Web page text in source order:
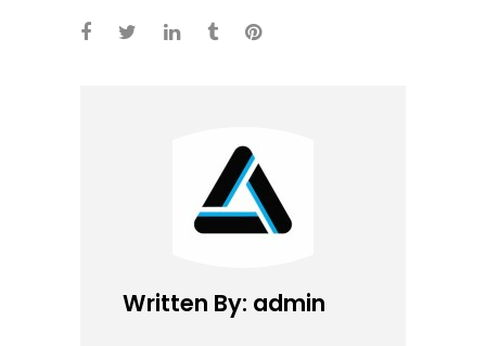
Written By: admin